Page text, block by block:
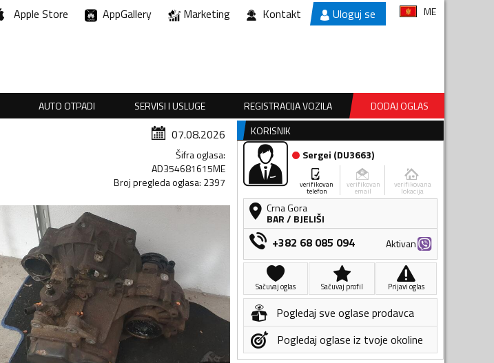
Apple Store AppGallery Marketing Kontakt Uloguj se ME
AUTO OTPADI SERVISI I USLUGE REGISTRACIJA VOZILA
DODAJ OGLAS
07.08.2026
Šifra oglasa:
AD354681615ME
Broj pregleda oglasa: 2397
KORISNIK
Sergei (DU3663)
verifikovan
telefon
verifikovan
email
verifikovana
lokacija
Crna Gora
BAR/ BJELIŠI
+382 68 085 094 Aktivan
Sačuvaj oglas Sačuvaj profil Prijavi oglas
Pogledaj sve oglase prodavca
Pogledaj oglase iz tvoje okoline